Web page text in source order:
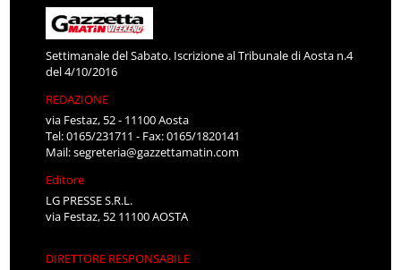
Settimanale del Sabato. Iscrizione al Tribunale di Aosta n.4
del 4/10/2016
REDAZIONE
via Festaz, 52 - 11100 Aosta
Tel: 0165/231711 - Fax: 0165/1820141
Mail:segreteria@gazzettamatin.com
Editore
LG PRESSE S.R.L.
via Festaz, 52 11100 AOSTA
DIRETTORE RESPONSABILE